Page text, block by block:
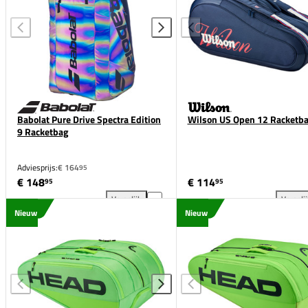
Babolat Pure Drive Spectra Edition
9 Racketbag
Adviesprijs:€ 16495
€ 14895
Vergelijk
Babolat Pure Drive Spectra Edition 9 Racketbag
Wilson US Open 12
€ 11495
Nieuw Nieuw